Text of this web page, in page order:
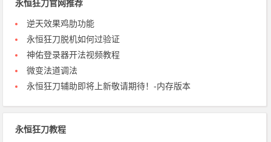
永恒狂刀官网推荐
逆天效果鸡肋功能
永恒狂刀脱机如何过验证
神佑登录器开法视频教程
微变法道调法
永恒狂刀辅助即将上新敬请期待！-内存版本
永恒狂刀教程